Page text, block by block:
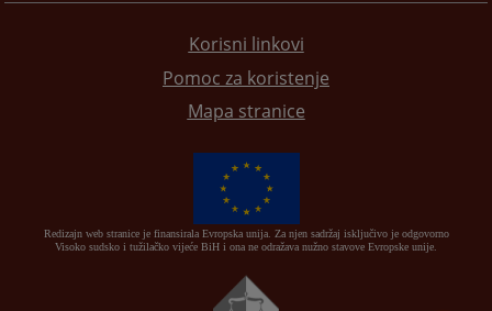
Korisni linkovi
Pomoc za koristenje
Mapa stranice
Redizajn web stranice je finansirala Evropska unija. Za njen sadržaj isključivo je odgovorno
Visoko sudsko i tužilačko vijeće BiH i ona ne odražava nužno stavove Evropske unije.